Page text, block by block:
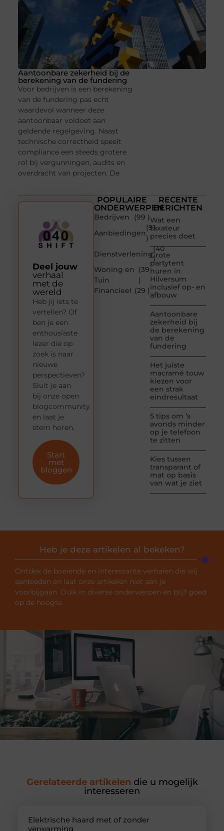
Aantoonbare zekerheid bij de
berekening van de fundering
Voor bedrijven is een berekening
van de fundering pas echt
waardevol wanneer deze
aantoonbaar voldoet aan
geldende regelgeving. Naast
technische correctheid speelt
compliance een steeds grotere
rol bij vergunningen, audits en
overdracht van projecten. De
POPULAIRE
ONDERWERPEN
Bedrijven
(99 )
Aanbiedingen
(91
)
Dienstverlening
(40
)
Woning en
Tuin
(39
)
Financieel (29 )
RECENTE
BERICHTEN
Wat een
taxateur
precies doet
Grote
partytent
huren in
Hilversum
inclusief op- en
afbouw
Aantoonbare
zekerheid bij
de berekening
van de
fundering
Het juiste
macramé touw
kiezen voor
een strak
eindresultaat
5 tips om ’s
avonds minder
op je telefoon
te zitten
Kies tussen
transparant of
mat op basis
van wat je ziet
Deel jouw
verhaal
met de
wereld
Heb jij iets te
vertellen? Of
ben je een
enthousiaste
lezer die op
zoek is naar
nieuwe
perspectieven?
Sluit je aan
bij onze open
blogcommunity
en laat je
stem horen.
Start
met
bloggen
Heb je deze artikelen al bekeken?
Ontdek de boeiende en interessante verhalen die wij
aanbieden en laat onze artikelen niet aan je
voorbijgaan. Duik in diverse onderwerpen en blijf goed
op de hoogte.
Gerelateerde artikelen die u mogelijk
interesseren
Elektrische haard met of zonder
verwarming